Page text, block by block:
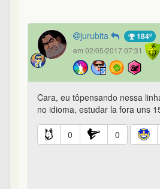
jurubita 184º
em 02/05/2017 07:31
Cara, eu tôpensando nessa
no idioma, estudar la fora uns
0 0